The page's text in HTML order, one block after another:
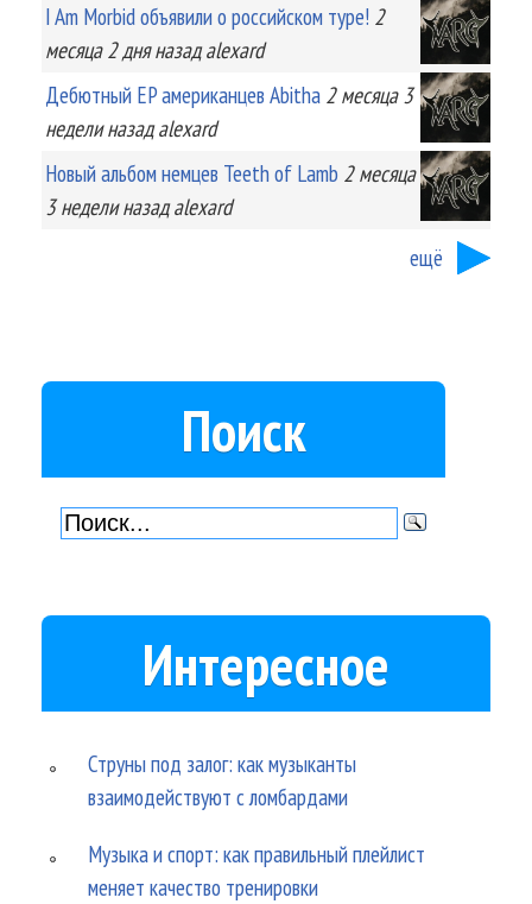
I Am Morbid объявили о российском туре! 2
месяца 2 дняназад alexard
Дебютный EP американцев Abitha 2 месяца 3
неделиназад alexard
Новый альбом немцев Teeth of Lamb 2 месяца
3 неделиназад alexard
ещё
Поиск
Интересное
Струны под залог: как музыканты
взаимодействуют с ломбардами
Музыка и спорт: как правильный плейлист
меняет качество тренировки